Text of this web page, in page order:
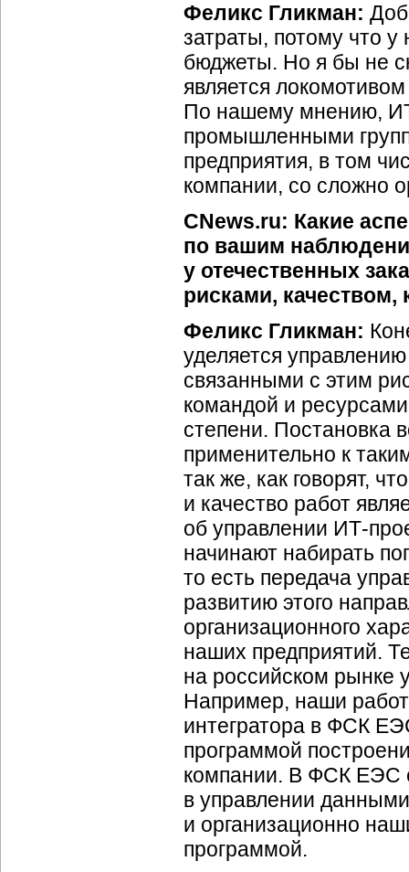
Феликс Гликман:
затраты, потому что
бюджеты. Но я бы не
является
По нашему мнению,
промышленными
предприятия, в том
компании, со сложно
CNews.ru: Какие
по вашим
у отечественных
рисками, качеством,
Феликс Гликман:
уделяется
связанными с этим
командой и
степени. Постановка
применительно к
так же, как говорят,
и качество работ
об управлении ИТ-
начинают набирать
то есть передача
развитию этого
организационного
наших предприятий.
на российском рынке
Например, наши
интегратора в ФСК
программой
компании. В ФСК ЕЭС
в управлении
и организационно
программой.